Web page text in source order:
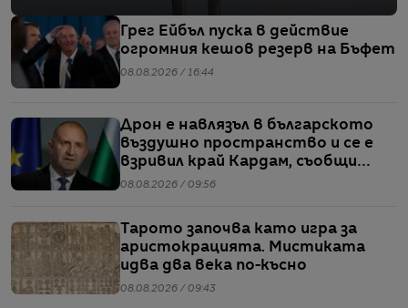
Грег Ейбъл пуска в действие
огромния кешов резерв на Бъфет
08.08.2026 / 16:44
Дрон е навлязъл в българското
въздушно пространство и се е
взривил край Кардам, съобщи
Радев
08.08.2026 / 09:56
Тарото започва като игра за
аристокрацията. Мистиката
идва два века по-късно
08.08.2026 / 09:43